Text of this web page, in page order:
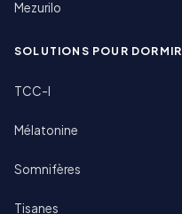
Mezurilo
SOLUTIONS POUR DORMIR
TCC-I
Mélatonine
Somnifères
Tisanes